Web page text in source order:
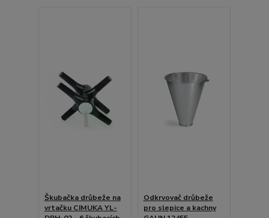
Škubačka drůbeže na
vrtačku CIMUKA YL-
Odkrvovač drůbeže
pro slepice a kachny